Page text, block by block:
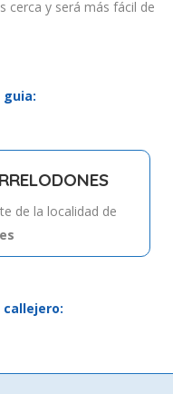
cerca y será más fácil de
guia:
de la localidad de
callejero: